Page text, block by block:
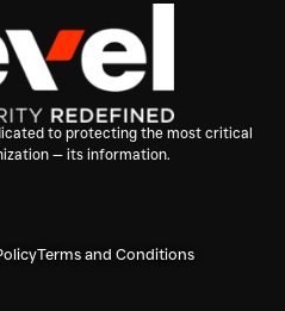
to protecting the most critical
— its information.
Terms and Conditions